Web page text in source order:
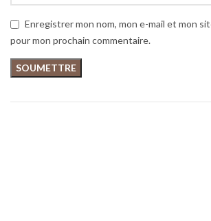
Enregistrer mon nom, mon e-mail et mon
pour mon prochain commentaire.